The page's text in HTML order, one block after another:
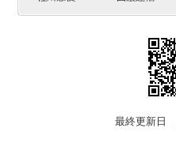
最終更新日